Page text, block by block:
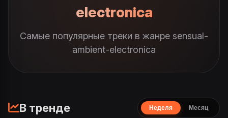
electronica
Самые популярные треки в жанре sensual-
ambient-electronica
В тренде Неделя Месяц